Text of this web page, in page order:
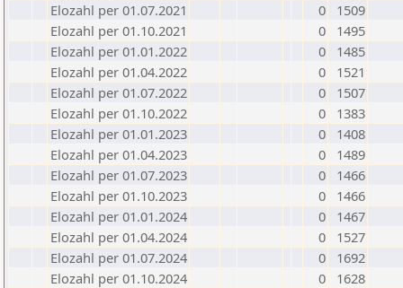
Elozahl per 01.07.2021
0
1509
Elozahl per 01.10.2021
0
1495
Elozahl per 01.01.2022
0
1485
Elozahl per 01.04.2022
0
1521
Elozahl per 01.07.2022
0
1507
Elozahl per 01.10.2022
0
1383
Elozahl per 01.01.2023
0
1408
Elozahl per 01.04.2023
0
1489
Elozahl per 01.07.2023
0
1466
Elozahl per 01.10.2023
0
1466
Elozahl per 01.01.2024
0
1467
Elozahl per 01.04.2024
0
1527
Elozahl per 01.07.2024
0
1692
Elozahl per 01.10.2024
0
1628